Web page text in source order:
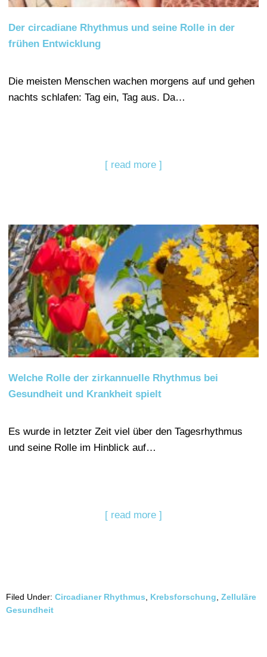
Der circadiane Rhythmus und seine Rolle in der
frühen Entwicklung
Die meisten Menschen wachen morgens auf und gehen
nachts schlafen: Tag ein, Tag aus. Da…
[ read more ]
Welche Rolle der zirkannuelle Rhythmus bei
Gesundheit und Krankheit spielt
Es wurde in letzter Zeit viel über den Tagesrhythmus
und seine Rolle im Hinblick auf…
[ read more ]
Filed Under: Circadianer Rhythmus Krebsforschung Zelluläre
Gesundheit